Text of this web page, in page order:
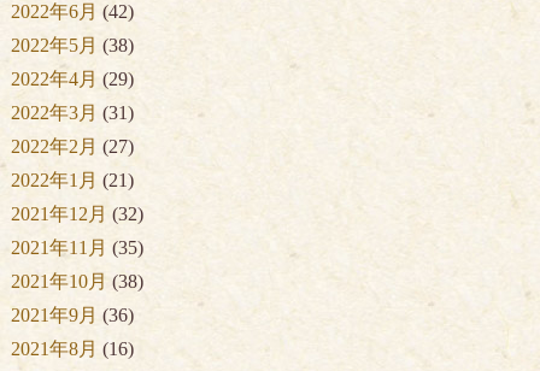
2022年6月 (42)
2022年5月 (38)
2022年4月 (29)
2022年3月 (31)
2022年2月 (27)
2022年1月 (21)
2021年12月 (32)
2021年11月 (35)
2021年10月 (38)
2021年9月 (36)
2021年8月 (16)